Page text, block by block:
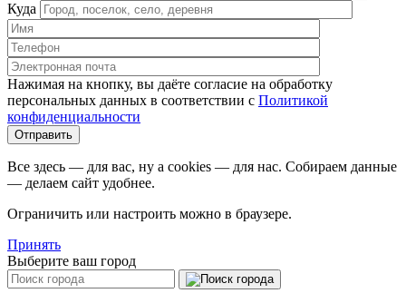
Куда
Нажимая на кнопку, вы даёте согласие на обработку
персональных данных в соответствии c Политикой
конфиденциальности
Все здесь — для вас, ну а cookies — для нас. Собираем данные
— делаем сайт удобнее.
Ограничить или настроить можно в браузере.
Принять
Выберите ваш город